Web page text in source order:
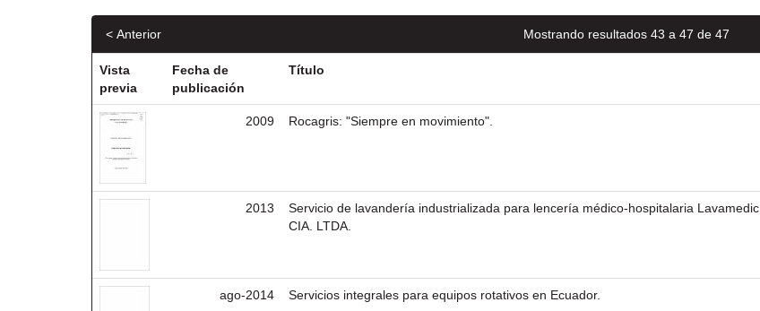
Mostrando resultados 43 a 47 de 47
< Anterior
Vista
previa
Fecha de
publicación
Título
2009 Rocagris: "Siempre en movimiento".
2013
Servicio de lavandería industrializada para lencería médico-hospitalaria Lavamedic
CIA. LTDA.
ago-2014 Servicios integrales para equipos rotativos en Ecuador.